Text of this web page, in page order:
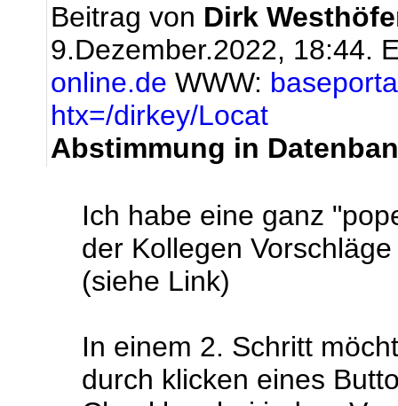
Beitrag von Dirk
9.Dezember.2022, 18:44.
online.de WWW:
htx=/dirkey/Locat
Abstimmung in
Ich habe eine ganz
der Kollegen
(siehe Link)
In einem 2. Schritt
durch klicken eines